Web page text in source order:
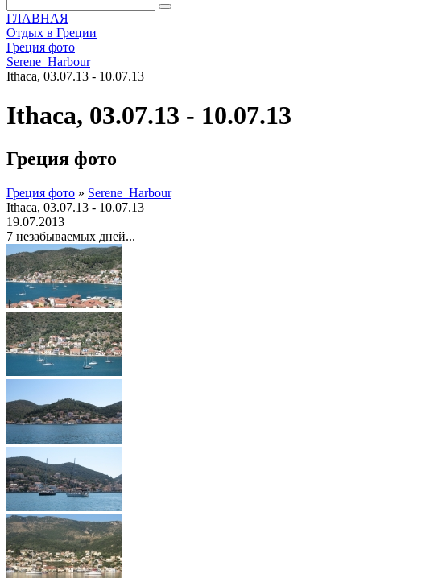
ГЛАВНАЯ
Отдых в Греции
Греция фото
Serene_Harbour
Ithaca, 03.07.13 - 10.07.13
Ithaca, 03.07.13 - 10.07.13
Греция фото
Греция фото » Serene_Harbour
Ithaca, 03.07.13 - 10.07.13
19.07.2013
7 незабываемых дней...